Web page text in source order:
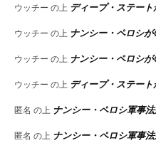
ウッチー の上 ディープ・ステー
ウッチー の上 ナンシー・ペロシ
ウッチー の上 ナンシー・ペロシ
ウッチー の上 ディープ・ステー
匿名 の上 ナンシー・ペロシ軍事法
匿名 の上 ナンシー・ペロシ軍事法